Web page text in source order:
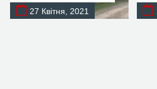
27 Квітня, 2021